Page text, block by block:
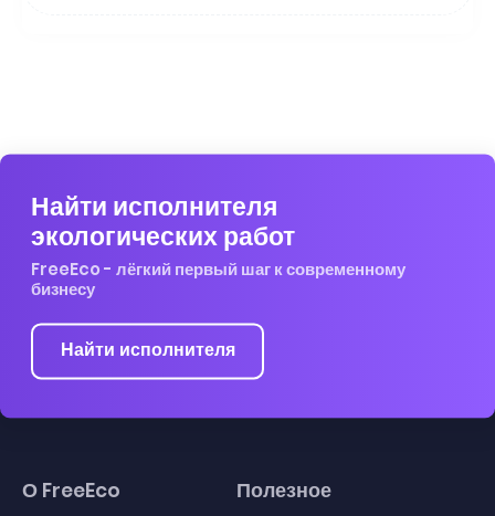
Найти исполнителя
экологических работ
FreeEco - лёгкий первый шаг к современному
бизнесу
Найти исполнителя
О FreeEco Полезное